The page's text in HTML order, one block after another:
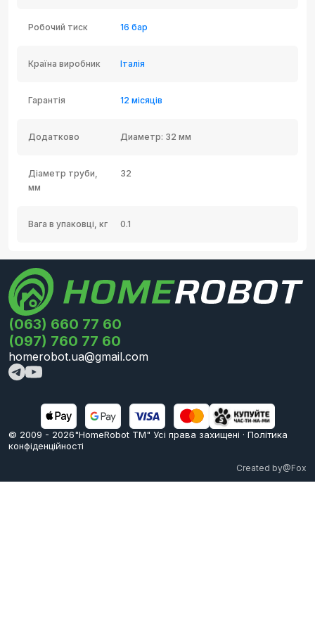
Робочий тиск 16 бар
Країна виробник Італія
Гарантія 12 місяців
Додатково Диаметр: 32 мм
Діаметр труби,
мм
32
Вага в упаковці, кг 0.1
(063) 660 77 60
(097) 760 77 60
homerobot.ua@gmail.com
© 2009 - 2026"HomeRobot ТМ" Усi права захищені · Політика
конфіденційності
Created by@Fox